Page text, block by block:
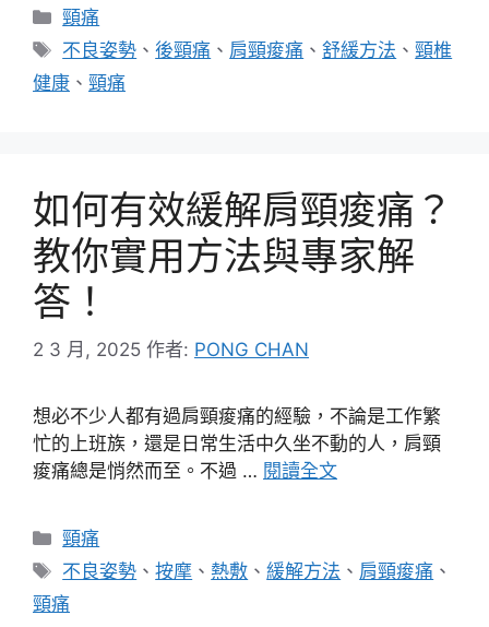
分
類
頸痛
標
籤
不良姿勢 、後頸痛 、 肩頸痠痛 、舒緩方法 、頸椎
健康 、 頸痛
如何有效緩解肩頸痠痛？
教你實用方法與專家解
答！
2 3 月, 2025 作者: PONG CHAN
想必不少人都有過肩頸痠痛的經驗，不論是工作繁
忙的上班族，還是日常生活中久坐不動的人，肩頸
痠痛總是悄然而至。不過 … 閱讀全文
分
類
頸痛
標
籤
不良姿勢 、按摩 、 熱敷 、緩解方法 、 肩頸痠痛 、
頸痛